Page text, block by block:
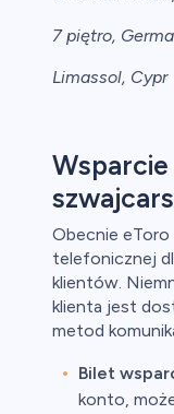
7 piętro,
Limassol, Cypr
Obecnie eToro
telefonicznej
klientów.
klienta jest
metod
Bilet
konto,